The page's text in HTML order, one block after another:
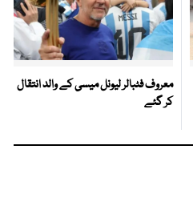
معروف فٹبالر لیونل میسی کے والد انتقال
کر گئے